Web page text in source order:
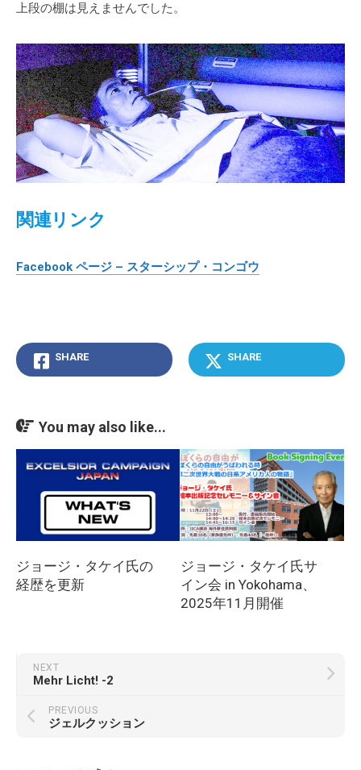
上段の棚は見えませんでした。
関連リンク
Facebook ページ – スターシップ・コンゴウ
SHARE SHARE
You may also like...
ジョージ・タケイ氏の
経歴を更新
ジョージ・タケイ氏サ
イン会 in Yokohama、
2025年11月開催
NEXT
Mehr Licht! -2
PREVIOUS
ジェルクッション